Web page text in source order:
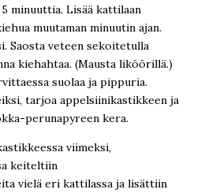
minuuttia. Lisää kattilaan
muutaman minuutin ajan.
Saosta veteen sekoitetulla
kiehahtaa. (Mausta liköörillä.)
suolaa ja pippuria.
tarjoa appelsiinikastikkeen ja
perunapyreen kera.
viimeksi,
keiteltiin
vielä eri kattilassa ja lisättiin